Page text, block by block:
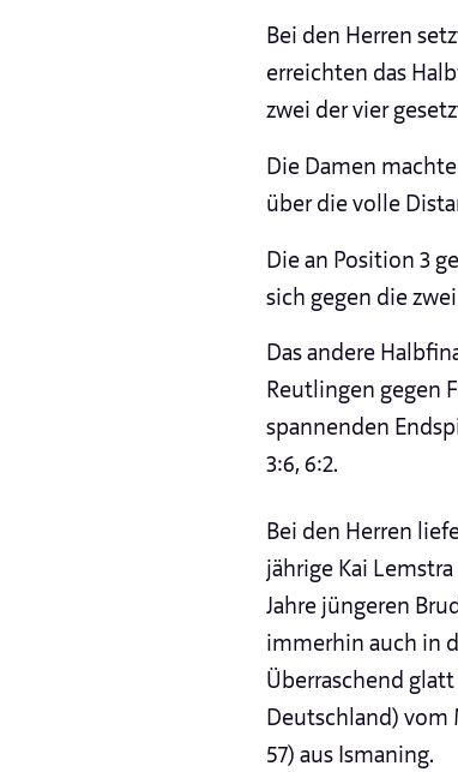
Bei den Herren
erreichten das
zwei der vier
Die Damen
über die volle
Die an Position 3
sich gegen die
Das andere
Reutlingen gegen
spannenden
3:6, 6:2.
Bei den Herren
jährige Kai
Jahre jüngeren
immerhin auch in
Überraschend glatt
Deutschland) vom
57) aus Ismaning.